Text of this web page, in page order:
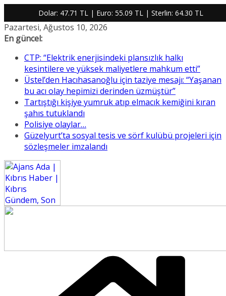
Dolar: 47.71 TL| Euro: 55.09 TL| Sterlin: 64.30 TL
Skip
to
Pazartesi, Ağustos 10, 2026
En güncel:
CTP: “Elektrik enerjisindeki plansızlık halkı
kesintilere ve yüksek maliyetlere mahkum etti”
Üstel’den Hacıhasanoğlu için taziye mesajı: “Yaşanan
bu acı olay hepimizi derinden üzmüştür”
Tartıştığı kişiye yumruk atıp elmacık kemiğini kıran
şahıs tutuklandı
Polisiye olaylar…
Güzelyurt’ta sosyal tesis ve sörf kulübü projeleri için
sözleşmeler imzalandı